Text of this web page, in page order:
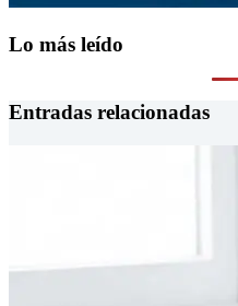
Lo más leído
Entradas relacionadas